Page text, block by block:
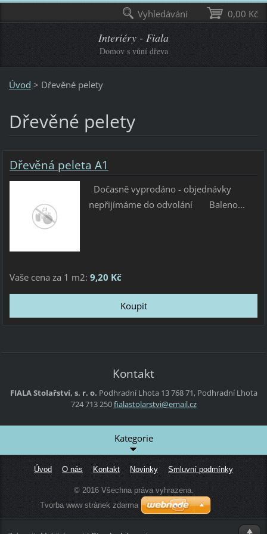
Interiéry - Fiala
Domov s vůní dřeva
Úvod > Dřevěné pelety
Dřevěné pelety
Dřevěná peleta A1
Dočasně vyprodáno - objednávky
nepřijímáme do odvolání Baleno...
Vaše cena za 1 m2: 9,20 Kč
Kontakt
FIALA Stolařství, s. r. o. Podhradní Lhota 13768 71, Podhradní Lhota
724 713 250fialastolarstvi@email.cz
Kategorie
Úvod O nás Kontakt Novinky Smluvní podmínky
© 2016 Všechna práva vyhrazena.
Tvorba www stránek zdarma
0,00 Kč
Vyhledávání